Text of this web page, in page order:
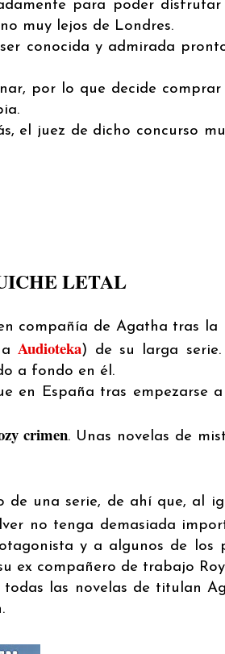
para poder
muy lejos de Londres.
conocida y admirada
por lo que decide comprar
el juez de dicho concurso
LETAL
compañía de Agatha tras la
aAudioteka) de su larga
a fondo en él.
en España tras empezarse
crimen. Unas novelas de
una serie, de ahí que, al
no tenga demasiada
y a algunos de los
ex compañero de trabajo Roy
las novelas de titulan